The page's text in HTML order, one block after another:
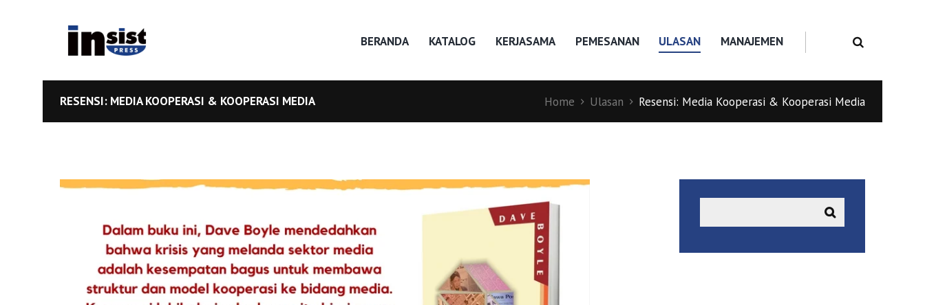
BERANDA KATALOG KERJASAMA PEMESANAN ULASAN MANAJEMEN
RESENSI: MEDIA KOOPERASI & KOOPERASI MEDIA Home Ulasan Resensi: Media Kooperasi & Kooperasi Media